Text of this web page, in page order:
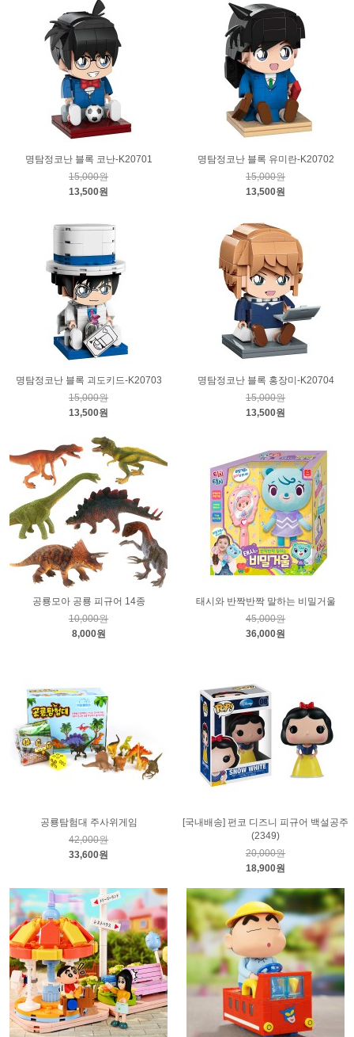
명탐정코난 블록 코난-K20701
15,000원
13,500원
명탐정코난 블록 유미란-K20702
15,000원
13,500원
명탐정코난 블록 괴도키드-K20703
15,000원
13,500원
명탐정코난 블록 홍장미-K20704
15,000원
13,500원
공룡모아 공룡 피규어 14종
10,000원
8,000원
태시와 반짝반짝 말하는 비밀거울
45,000원
36,000원
공룡탐험대 주사위게임
42,000원
33,600원
[국내배송] 펀코 디즈니 피규어 백설공주
(2349)
20,000원
18,900원